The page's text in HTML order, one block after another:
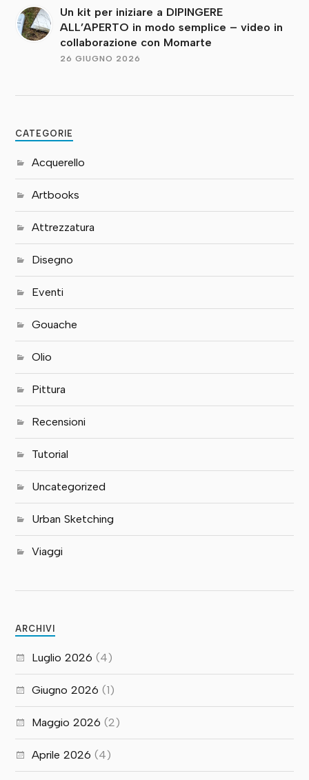
Un kit per iniziare a DIPINGERE
ALL’APERTO in modo semplice – video in
collaborazione con Momarte
26 GIUGNO 2026
CATEGORIE
Acquerello
Artbooks
Attrezzatura
Disegno
Eventi
Gouache
Olio
Pittura
Recensioni
Tutorial
Uncategorized
Urban Sketching
Viaggi
ARCHIVI
Luglio 2026 (4)
Giugno 2026 (1)
Maggio 2026 (2)
Aprile 2026 (4)